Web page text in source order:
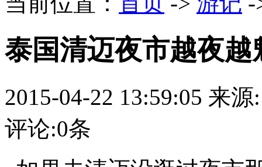
泰国清迈夜市越夜越
2015-04-22 13:59:05 来源:
评论:0条